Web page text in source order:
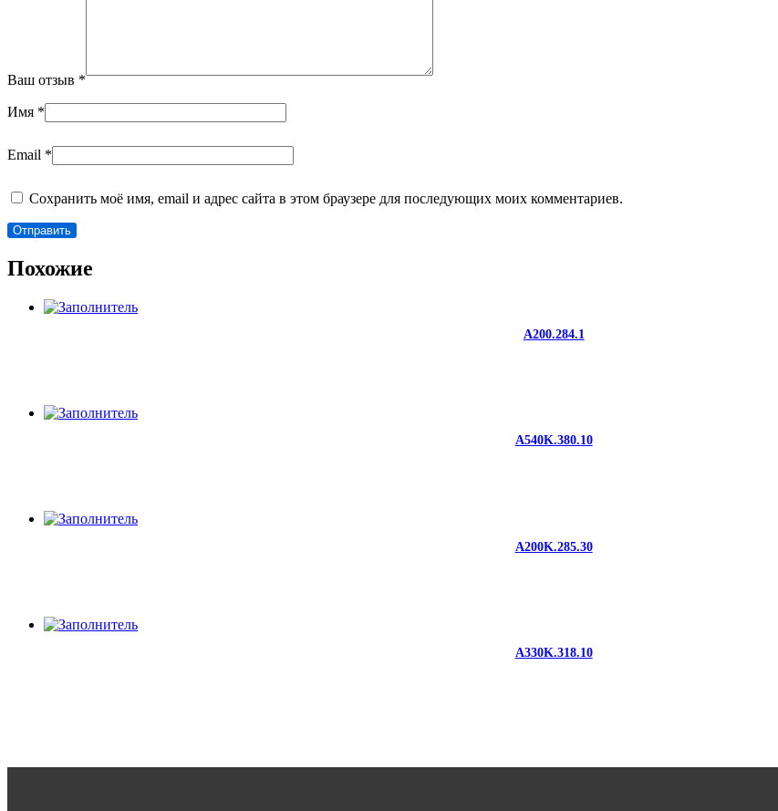
Ваш отзыв *
Имя *
Email *
Сохранить моё имя, email и адрес сайта в этом браузере для последующих моих комментариев.
Похожие
A200.284.1
A540K.380.10
A200K.285.30
A330K.318.10